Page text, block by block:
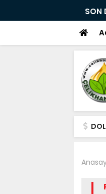
SON
Kez Kapılarını Açıyor